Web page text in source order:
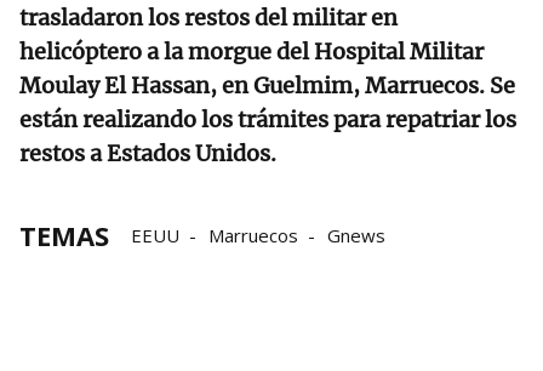
trasladaron los restos del militar en
helicóptero a la morgue del Hospital Militar
Moulay El Hassan, en Guelmim, Marruecos. Se
están realizando los trámites para repatriar los
restos a Estados Unidos.
TEMAS EEUU Marruecos Gnews